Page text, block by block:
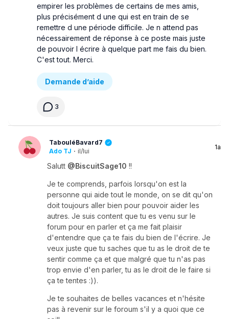
empirer les problèmes de certains de mes amis,
plus précisément d une qui est en train de se
remettre d une période difficile. Je n attend pas
nécessairement de réponse à ce poste mais juste
de pouvoir l écrire à quelque part me fais du bien.
C'est tout. Merci.
Demande d’aide
3
TabouléBavard7
Ado TJ · il/lui
1a
Salutt @BiscuitSage10 !!
Je te comprends, parfois lorsqu'on est la
personne qui aide tout le monde, on se dit qu'on
doit toujours aller bien pour pouvoir aider les
autres. Je suis content que tu es venu sur le
forum pour en parler et ça me fait plaisir
d'entendre que ça te fais du bien de l'écrire. Je
veux juste que tu saches que tu as le droit de te
sentir comme ça et que malgré que tu n'as pas
trop envie d'en parler, tu as le droit de le faire si
ça te tentes :)).
Je te souhaites de belles vacances et n'hésite
pas à revenir sur le foroum s'il y a quoi que ce